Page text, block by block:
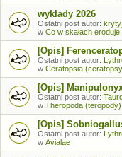
wykłady 2026
Ostatni post autor:
w Co w skałach eroduje
[Opis]
Ostatni post autor:
w Ceratopsia
[Opis]
Ostatni post autor:
w Theropoda (teropody)
[Opis]
Ostatni post autor:
w Avialae